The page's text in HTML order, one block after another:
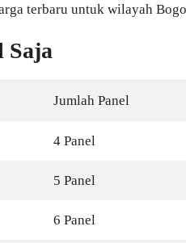
terbaru untuk wilayah
Saja
Jumlah Panel
4 Panel
5 Panel
6 Panel